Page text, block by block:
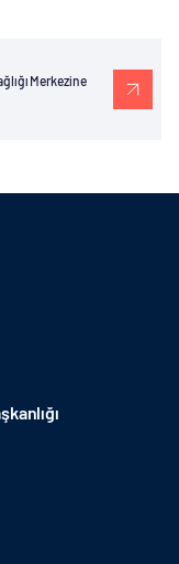
Merkezine